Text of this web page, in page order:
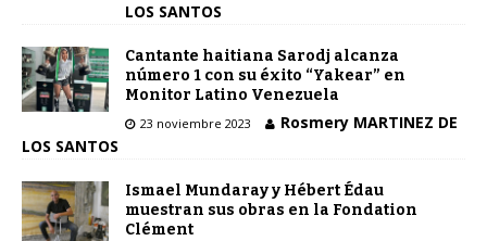
LOS SANTOS
Cantante haitiana Sarodj alcanza
número 1 con su éxito “Yakear” en
Monitor Latino Venezuela
23 noviembre 2023
Rosmery MARTINEZ DE
LOS SANTOS
Ismael Mundaray y Hébert Édau
muestran sus obras en la Fondation
Clément